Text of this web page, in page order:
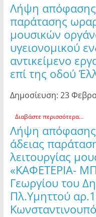
Λήψη απόφασης
παράτασης
μουσικών
υγειονομικού
αντικείμενο
επί της οδού
Δημοσίευση: 23
Διαβάστε περισσότερα...
Λήψη απόφασης
άδειας
λειτουργίας
«ΚΑΦΕΤΕΡΙΑ-
Γεωργίου του
Πλ.Υμηττού